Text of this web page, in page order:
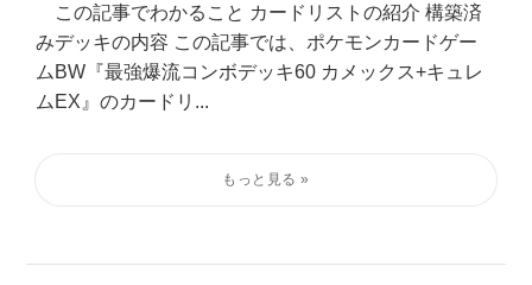
この記事でわかること カードリストの紹介 構築済
みデッキの内容 この記事では、ポケモンカードゲー
ムBW『最強爆流コンボデッキ60 カメックス+キュレ
ムEX』のカードリ...